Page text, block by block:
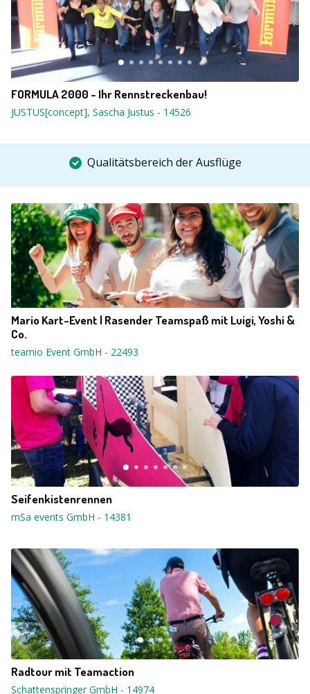
FORMULA 2000 - Ihr Rennstreckenbau!
JUSTUS[concept], Sascha Justus - 14526
Qualitätsbereich der Ausflüge
Mario Kart-Event | Rasender Teamspaß mit Luigi, Yoshi &
Co.
teamio Event GmbH - 22493
Seifenkistenrennen
mSa events GmbH - 14381
Radtour mit Teamaction
Schattenspringer GmbH - 14974